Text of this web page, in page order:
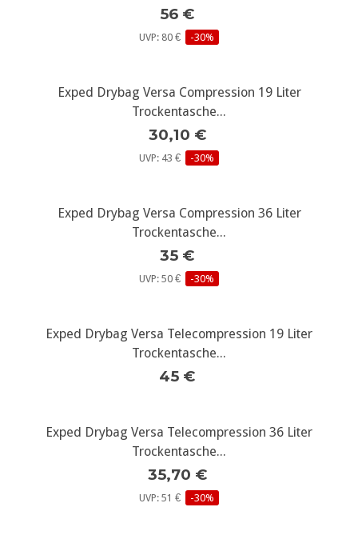
56 €
UVP: 80 € -30%
Exped Drybag Versa Compression 19 Liter
Trockentasche...
30,10 €
UVP: 43 € -30%
Exped Drybag Versa Compression 36 Liter
Trockentasche...
35 €
UVP: 50 € -30%
Exped Drybag Versa Telecompression 19 Liter
Trockentasche...
45 €
Exped Drybag Versa Telecompression 36 Liter
Trockentasche...
35,70 €
UVP: 51 € -30%